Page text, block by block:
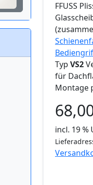
FFUSS
Typ VS2
für
Montage
incl. 19 %